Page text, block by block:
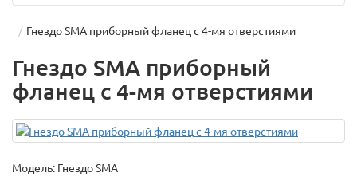
Гнездо SMA приборный фланец с 4-мя отверстиями
Гнездо SMA приборный
фланец с 4-мя отверстиями
Модель: Гнездо SMA